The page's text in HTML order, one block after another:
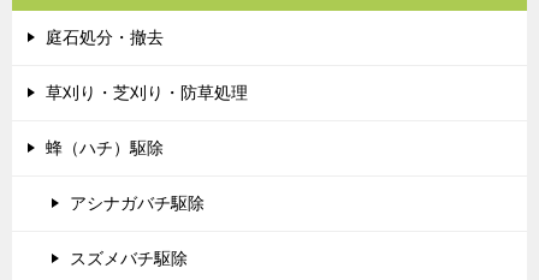
庭石処分・撤去
草刈り・芝刈り・防草処理
蜂（ハチ）駆除
アシナガバチ駆除
スズメバチ駆除